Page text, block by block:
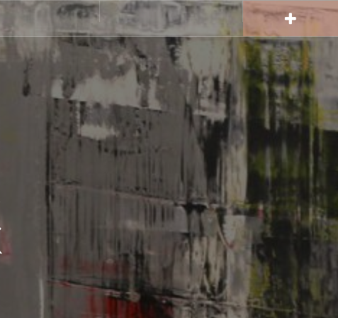
Gallerie
Instagram
Gallerie